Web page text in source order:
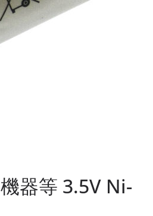
器等 3.5V Ni-